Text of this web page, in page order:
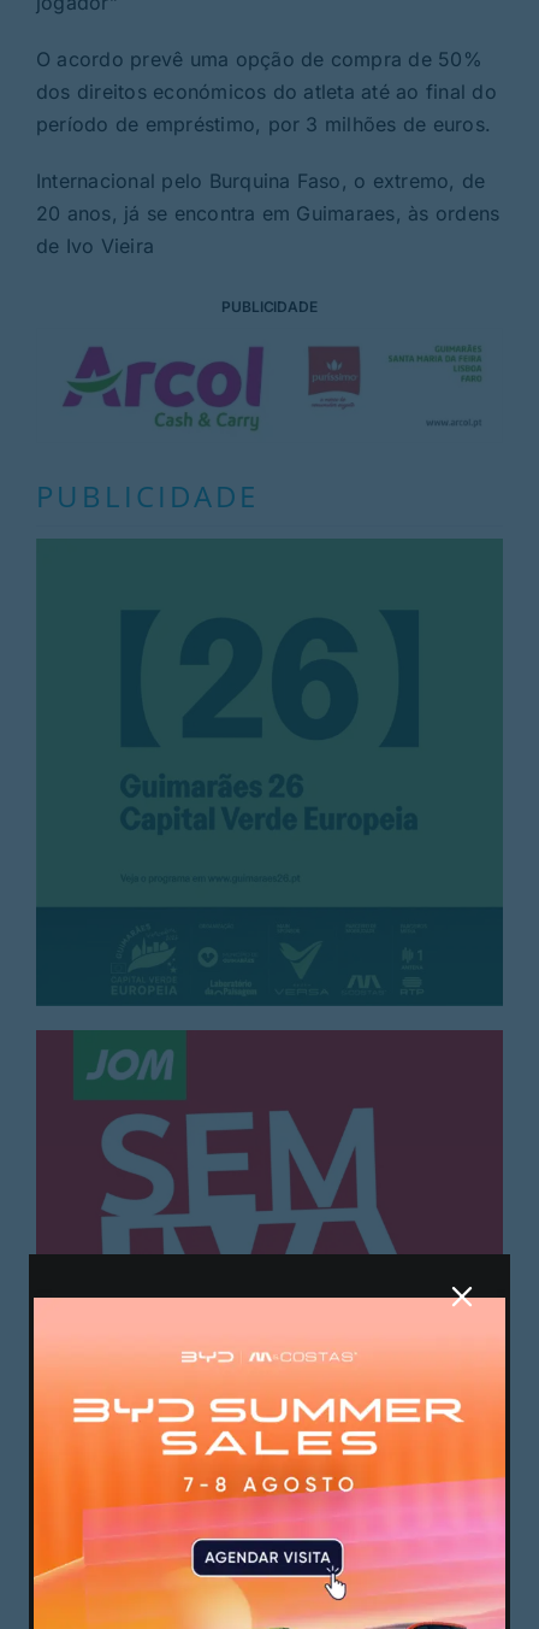
O acordo prevê uma opção de compra de 50%
dos direitos económicos do atleta até ao final do
período de empréstimo, por 3 milhões de euros.
Internacional pelo Burquina Faso, o extremo, de
20 anos, já se encontra em Guimaraes, às ordens
de Ivo Vieira
PUBLICIDADE
PUBLICIDADE